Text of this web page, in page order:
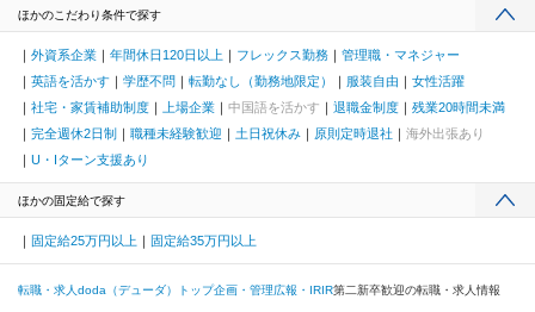
ほかのこだわり条件で探す
外資系企業 年間休日120日以上 フレックス勤務
管理職・マネジャー
英語を活かす
学歴不問 転勤なし（勤務地限定） 服装自由
女性活躍
社宅・家賃補助制度
上場企業 中国語を活かす 退職金制度
残業20時間未満
完全週休2日制
職種未経験歓迎 土日祝休み 原則定時退社
海外出張あり
U・Iターン支援あり
ほかの固定給で探す
固定給25万円以上 固定給35万円以上
転職・求人doda（デューダ）トップ企画・管理広報・IRIR第二新卒歓迎の転職・求人情報